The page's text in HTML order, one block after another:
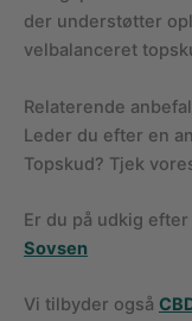
der understøtter
velbalanceret
Relaterende
Leder du efter en
Topskud? Tjek
Er du på udkig
Sovsen
Vi tilbyder også